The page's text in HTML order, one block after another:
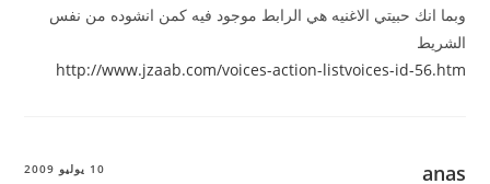
وبما انك حبيتي الاغنيه هي الرابط موجود فيه كمن انشوده من نفس
الشريط
http://www.jzaab.com/voices-action-listvoices-id-56.htm
anas 10 يوليو 2009